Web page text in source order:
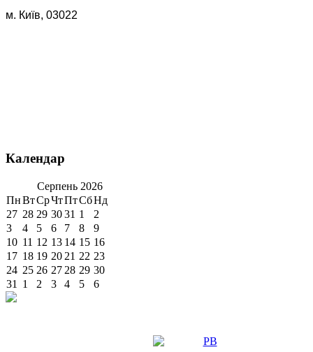
м. Київ, 03022
Календар
Серпень 2026
ПнВтСрЧтПтСбНд
27 28 29 3031 1
2
3
4 5 6 7 8
9
10 11 12 13 14 15 16
17 18 19 20 21 22 23
24 25 26 27 28 29 30
31
1 2 3 4 5 6